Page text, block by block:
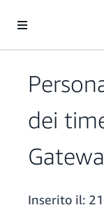
dei
Inserito il: